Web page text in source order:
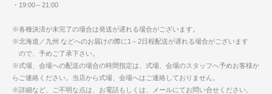
・19:00～21:00
※各種決済が未完了の場合は発送が遅れる場合がございます。
※北海道／九州 などへのお届けの際に1～2日程配送が遅れる場合がございます
ので、予めご了承下さい。
※式場、会場への配送の場合の時間指定は、式場、会場のスタッフへ予めお客様か
らご連絡ください。当店から式場、会場へはご連絡しておりません。
※詳細など、ご不明な点は、お電話もしくは、メールにてお問い合せください。